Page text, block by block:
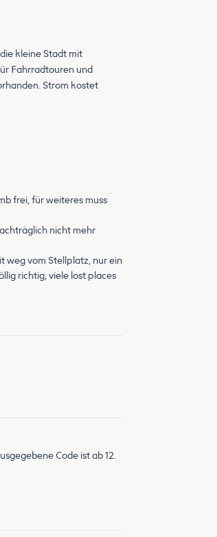
kleine Stadt mit
Fahrradtouren und
Strom kostet
frei, für weiteres muss
nicht mehr
weg vom Stellplatz, nur ein
richtig, viele lost places
Code ist ab 12.